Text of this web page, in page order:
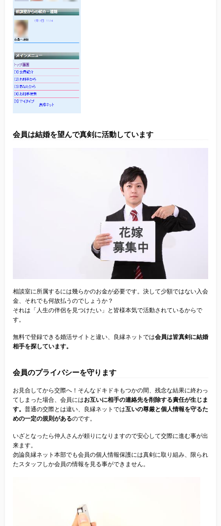
会員は結婚を望んで真剣に活動しています
相談室に所属するには幾らかのお金が必要です。決して少額ではない入会
金、それでも何故払うのでしょうか？
それは「人生の伴侶を見つけたい」と皆様本気で活動されているからで
す。
無料で登録できる婚活サイトと違い、良縁ネットでは会員は皆真剣に結婚
相手を探しています。
会員のプライバシーを守ります
お見合してから交際へ！そんなドキドキもつかの間、残念な結果に終わっ
てしまった場合、会員にはお互いに相手の連絡先を削除する責任が生じま
す。 普通の交際とは違い、良縁ネットでは互いの尊厳と個人情報を守るた
めの一定の規則があるのです。
いざとなったら仲人さんが頼りになりますので安心して交際に進む事が出
来ます。
勿論良縁ネット本部でも会員の個人情報保護には真剣に取り組み、限られ
たスタッフしか会員の情報を見る事ができません。